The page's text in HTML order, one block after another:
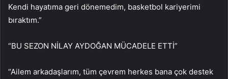
Kendi hayatıma geri dönemedim, basketbol kariyerimi
bıraktım.”
“BU SEZON NİLAY AYDOĞAN MÜCADELE ETTİ”
“Ailem arkadaşlarım, tüm çevrem herkes bana çok destek